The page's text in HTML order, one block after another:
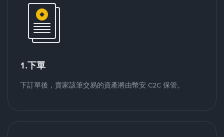
1.下單
下訂單後，賣家該筆交易的資產將由幣安 C2C 保管。